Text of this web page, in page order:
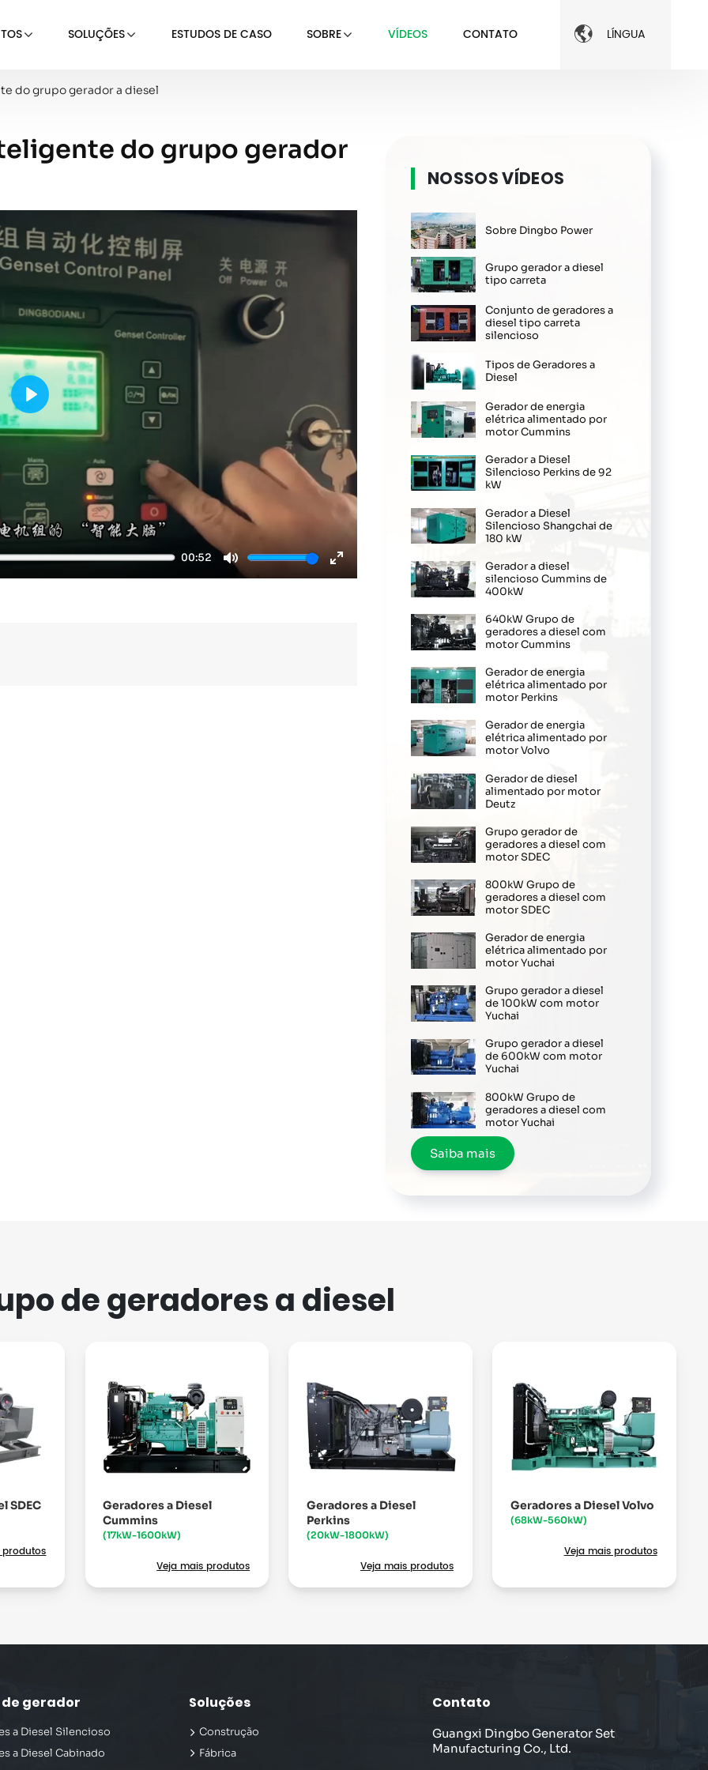
 LÍNGUA
SOLUÇÕES ESTUDOS DE CASO SOBRE VÍDEOS CONTATO
do grupo gerador a diesel
do grupo gerador
00:52
Mute
Play
NOSSOS VÍDEOS
Sobre Dingbo Power
Grupo gerador a diesel
tipo carreta
Conjunto de geradores a
diesel tipo carreta
silencioso
Tipos de Geradores a
Diesel
Gerador de energia
elétrica alimentado por
motor Cummins
Gerador a Diesel
Silencioso Perkins de 92
kW
Gerador a Diesel
Silencioso Shangchai de
180 kW
Gerador a diesel
silencioso Cummins de
400kW
640kW Grupo de
geradores a diesel com
motor Cummins
Gerador de energia
elétrica alimentado por
motor Perkins
Gerador de energia
elétrica alimentado por
motor Volvo
Gerador de diesel
alimentado por motor
Deutz
Grupo gerador de
geradores a diesel com
motor SDEC
800kW Grupo de
geradores a diesel com
motor SDEC
Gerador de energia
elétrica alimentado por
motor Yuchai
Grupo gerador a diesel
de 100kW com motor
Yuchai
Grupo gerador a diesel
de 600kW com motor
Yuchai
800kW Grupo de
geradores a diesel com
motor Yuchai
Saiba mais
de geradores a diesel
SDEC
produtos
Geradores a Diesel
Cummins
(17kW-1600kW)
Veja mais produtos
Geradores a Diesel
Perkins
(20kW-1800kW)
Veja mais produtos
Geradores a Diesel Volvo
(68kW-560kW)
Veja mais produtos
gerador
a Diesel Silencioso
a Diesel Cabinado
Soluções
Construção
Fábrica
Contato
Guangxi Dingbo Generator Set
Manufacturing Co., Ltd.